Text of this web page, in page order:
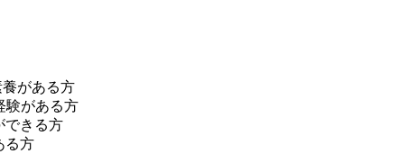
がある方
験がある方
できる方
る方